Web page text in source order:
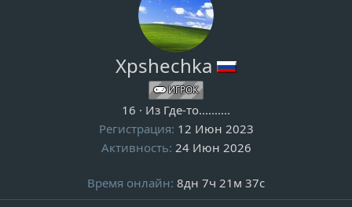
Xpshechka
ИГРОК
16 · Из Где-то..........
Регистрация 12 Июн 2023
Активность 24 Июн 2026
Время онлайн 8дн 7ч 21м 37с